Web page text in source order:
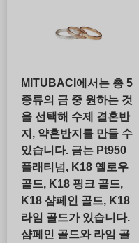
MITUBACI에서는 총 5
종류의 금 중 원하는 것
을 선택해 수제 결혼반
지, 약혼반지를 만들 수
있습니다. 금는 Pt950
플래티넘, K18 옐로우
골드, K18 핑크 골드,
K18 샴페인 골드, K18
라임 골드가 있습니다.
샴페인 골드와 라임 골